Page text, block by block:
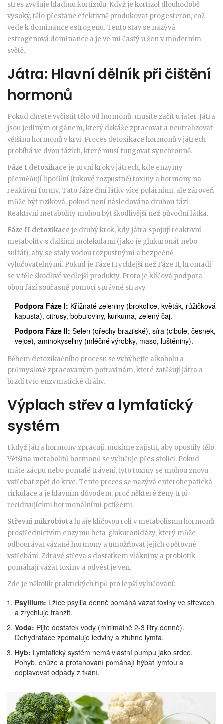
stres zvyšuje hladinu kortizolu. Když je kortizol dlouhodobě
vysoký, tělo přestane efektivně produkovat progesteron, což
vede k dominance estrogenu. Tento stav se nazývá
estrogenová dominance a je velmi častý u žen v moderním
světě.
Játra: Hlavní dělník při čištění
hormonů
Pokud chcete vyčistit tělo od hormonů, musíte začít u jater. Játra
jsou jediným orgánem, který dokáže zpracovat a neutralizovat
většinu hormonů v krvi. Proces detoxikace hormonů v játrech
probíhá ve dvou fázích, které musí fungovat synchronně.
Fáze I detoxikace je první krok v játrech, kde enzymy
přeměňují lipofilní (tukové rozpustné) toxiny a hormony na
reaktivní formy. Tato fáze činí látky více polárními, ale zároveň
může být riziková, pokud není následována druhou fází.
Reaktivní metabolity mohou být škodlivější než původní látka.
Fáze II detoxikace je druhý krok, kdy játra spojují reaktivní
metabolity s dalšími molekulami (jako je glukuronát nebo
sulfát), aby se staly vodou rozpustnými a bezpečně
vylučovatelnými. Pokud je Fáze I rychlejší než Fáze II, hromadí
se v těle škodlivé vedlejší produkty. Proto je klíčová podpora
obou fází současně pomocí správné stravy.
Podpora Fáze I: Křížnaté zeleniny (brokolice, květák, růžičková
kapusta), citrusy, bobuloviny, kurkuma, zelený čaj.
Podpora Fáze II: Selen (ořechy brazilské), síra (cibule, česnek,
vejce), aminokyseliny (mléčné výrobky, maso, luštěniny).
Během detoxikačního procesu se vyhýbejte alkoholu a
průmyslově zpracovaným potravinám, které zatěžují játra a
brzdí tyto enzymatické dráhy.
Výplach střev a lymfatický
systém
I když játra hormony zpracují, musíme zajistit, aby opustily tělo.
Většina metabolitů hormonů se vylučuje přes stolici. Pokud
máte zácpu nebo pomalé trávení, tyto toxiny se mohou znovu
vstřebat zpět do krve. Tento proces se nazývá enterohepatická
cirkulace a je hlavním důvodem, proč některé ženy trpí
recidivujícími hormonálními potížemi.
Střevní mikrobiotahraje klíčovou roli v metabolismu hormonů
prostřednictvím enzymu beta-glukuronidázy, který může
odbourávat vázané hormony a umožňovat jejich opětovné
vstřebání. Zdravé střeva s dostatkem vlákniny a probiotik
pomáhají vázat toxiny a odvést je ven.
Zde je několik praktických tipů pro lepší vylučování:
Psyllium: Lžíce psyllia denně pomáhá vázat toxiny ve střevech
a zrychluje tranzit.
Voda: Pijte dostatek vody (minimálně 2-3 litry denně).
Dehydratace zpomaluje ledviny a ztuhne lymfa.
Hyb: Lymfatický systém nemá vlastní pumpu jako srdce.
Pohyb, chůze a protahování pomáhají hýbat lymfou a
odplavovat odpady z tkání.